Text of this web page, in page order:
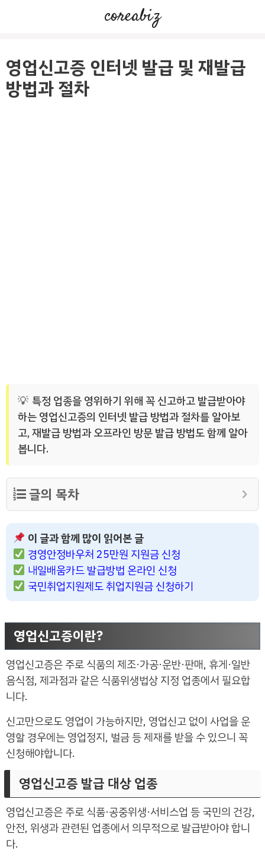
로
너
coreabiz
영업신고증 인터넷 발급 및 재발급
방법과 절차
특정 업종을 영위하기 위해 꼭 신고하고 발급받아야
하는 영업신고증의 인터넷 발급 방법과 절차를 알아보
고, 재발급 방법과 오프라인 방문 발급 방법도 함께 알아
봅니다.
글의 목차
이 글과 함께 많이 읽어본 글
경영안정바우처 25만원 지원금 신청
내일배움카드 발급방법 온라인 신청
국민취업지원제도 취업지원금 신청하기
영업신고증이란?
영업신고증은 주로 식품의 제조·가공·운반·판매, 휴게·일반
음식점, 제과점과 같은 식품위생법상 지정 업종에서 필요합
니다.
신고만으로도 영업이 가능하지만, 영업신고 없이 사업을 운
영할 경우에는 영업정지, 벌금 등 제재를 받을 수 있으니 꼭
신청해야합니다.
영업신고증 발급 대상 업종
영업신고증은 주로 식품·공중위생·서비스업 등 국민의 건강,
안전, 위생과 관련된 업종에서 의무적으로 발급받아야 합니
다.